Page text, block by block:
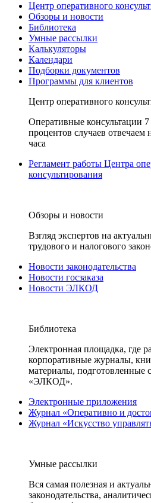
Центр оперативного
Обзоры и новости
Библиотека
Умные рассылки
Калькуляторы
Календари
Подборки документов
Программы для клиентов
Центр оперативного
Оперативные консультации
процентов случаев отвечаем
часа
Регламент работы Центра
консультирования
Обзоры и новости
Взгляд экспертов на
трудового и налогового
Новости законодательства
Новости госзаказа
Новости ЭЛКОД
Библиотека
Электронная площадка, где
корпоративные журналы,
материалы, подготовленные
«ЭЛКОД».
Электронные приложения
Журнал «Оперативно и
Журнал «Искусство
Умные рассылки
Вся самая полезная и
законодательства,